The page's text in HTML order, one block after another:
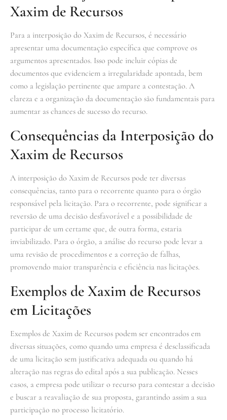
Xaxim de Recursos
Para a interposição do Xaxim de Recursos, é necessário
apresentar uma documentação específica que comprove os
argumentos apresentados. Isso pode incluir cópias de
documentos que evidenciem a irregularidade apontada, bem
como a legislação pertinente que ampare a contestação. A
clareza e a organização da documentação são fundamentais para
aumentar as chances de sucesso do recurso.
Consequências da Interposição do
Xaxim de Recursos
A interposição do Xaxim de Recursos pode ter diversas
consequências, tanto para o recorrente quanto para o órgão
responsável pela licitação. Para o recorrente, pode significar a
reversão de uma decisão desfavorável e a possibilidade de
participar de um certame que, de outra forma, estaria
inviabilizado. Para o órgão, a análise do recurso pode levar a
uma revisão de procedimentos e a correção de falhas,
promovendo maior transparência e eficiência nas licitações.
Exemplos de Xaxim de Recursos
em Licitações
Exemplos de Xaxim de Recursos podem ser encontrados em
diversas situações, como quando uma empresa é desclassificada
de uma licitação sem justificativa adequada ou quando há
alteração nas regras do edital após a sua publicação. Nesses
casos, a empresa pode utilizar o recurso para contestar a decisão
e buscar a reavaliação de sua proposta, garantindo assim a sua
participação no processo licitatório.